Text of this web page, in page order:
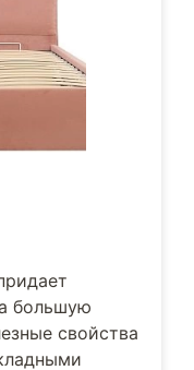
большую
свойства